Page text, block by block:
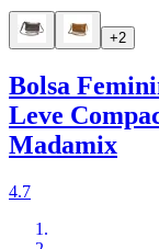
+2
Bolsa
Leve
Madamix
4.7